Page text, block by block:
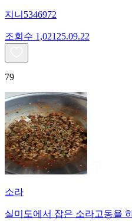
지니5346972
조회수 1,021 25.09.22
79
소라
실미도에서 잡은 소라고동을